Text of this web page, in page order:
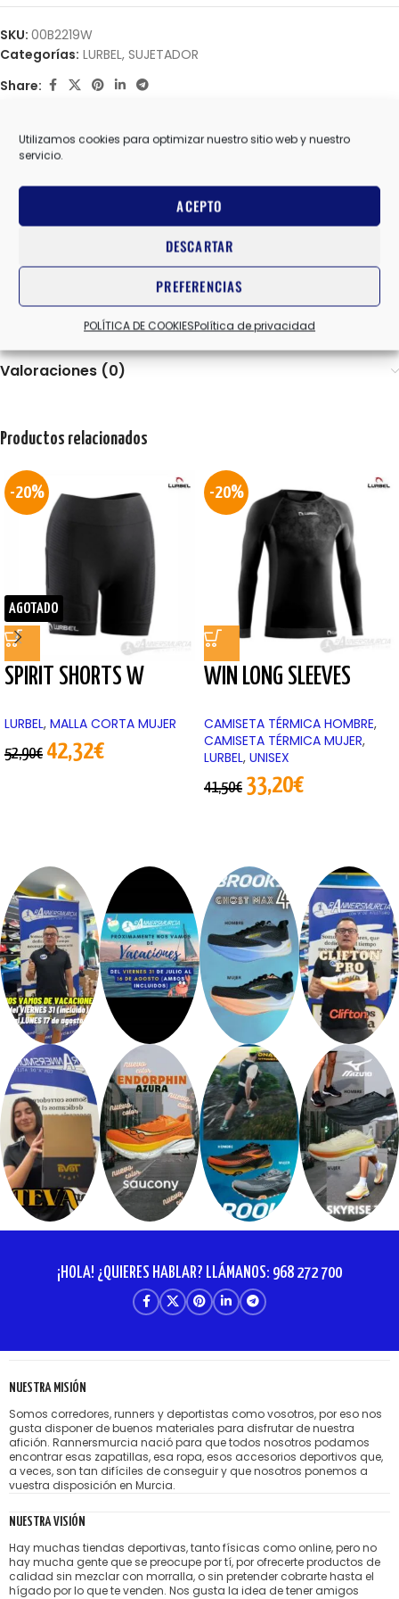
Utilizamos cookies para optimizar nuestro sitio web y nuestro
servicio.
ACEPTO
DESCARTAR
PREFERENCIAS
POLÍTICA DE COOKIESPolítica de privacidad
SKU: 00B2219W
Categorías: LURBEL, SUJETADOR
Share:
Información adicional
Valoraciones (0)
Productos relacionados
-20%
AGOTADO
SPIRIT SHORTS W
LURBEL, MALLA CORTA MUJER
52,90€ 42,32€
-20%
WIN LONG SLEEVES
CAMISETA TÉRMICA HOMBRE,
CAMISETA TÉRMICA MUJER,
LURBEL, UNISEX
41,50€ 33,20€
¡HOLA! ¿QUIERES HABLAR? LLÁMANOS: 968 272 700
NUESTRA MISIÓN
Somos corredores, runners y deportistas como vosotros, por eso nos
gusta disponer de buenos materiales para disfrutar de nuestra
afición. Rannersmurcia nació para que todos nosotros podamos
encontrar esas zapatillas, esa ropa, esos accesorios deportivos que,
a veces, son tan difíciles de conseguir y que nosotros ponemos a
vuestra disposición en Murcia.
NUESTRA VISIÓN
Hay muchas tiendas deportivas, tanto físicas como online, pero no
hay mucha gente que se preocupe por tí, por ofrecerte productos de
calidad sin mezclar con morralla, o sin pretender cobrarte hasta el
hígado por lo que te venden. Nos gusta la idea de tener amigos